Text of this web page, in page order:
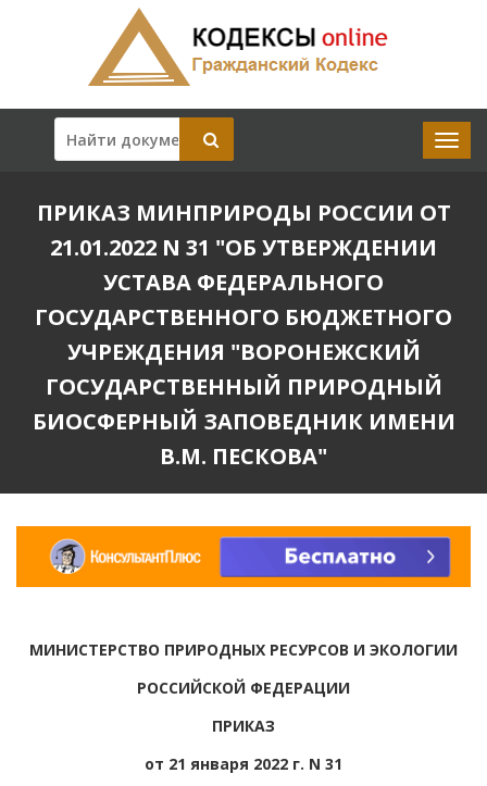
ПРИКАЗ МИНПРИРОДЫ РОССИИ ОТ
21.01.2022 N 31 "ОБ УТВЕРЖДЕНИИ
УСТАВА ФЕДЕРАЛЬНОГО
ГОСУДАРСТВЕННОГО БЮДЖЕТНОГО
УЧРЕЖДЕНИЯ "ВОРОНЕЖСКИЙ
ГОСУДАРСТВЕННЫЙ ПРИРОДНЫЙ
БИОСФЕРНЫЙ ЗАПОВЕДНИК ИМЕНИ
В.М. ПЕСКОВА"
МИНИСТЕРСТВО ПРИРОДНЫХ РЕСУРСОВ И ЭКОЛОГИИ
РОССИЙСКОЙ ФЕДЕРАЦИИ
ПРИКАЗ
от 21 января 2022 г. N 31